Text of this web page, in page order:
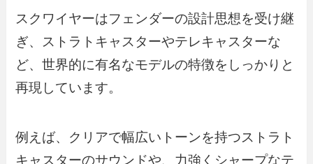
スクワイヤーはフェンダーの設計思想を受け継
ぎ、ストラトキャスターやテレキャスターな
ど、世界的に有名なモデルの特徴をしっかりと
再現しています。
例えば、クリアで幅広いトーンを持つストラト
キャスターのサウンドや、力強くシャープなテ